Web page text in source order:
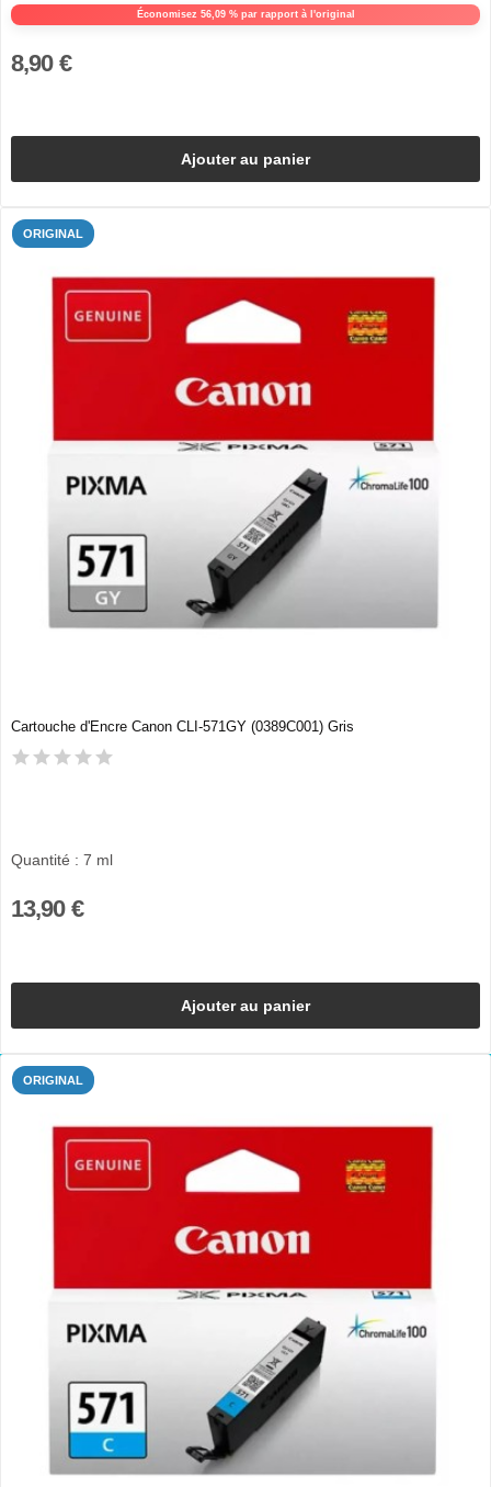
Économisez 56,09 % par rapport à l'original
8,90 €
Ajouter au panier
ORIGINAL
Cartouche d'Encre Canon CLI-571GY (0389C001) Gris
Quantité : 7 ml
13,90 €
Ajouter au panier
ORIGINAL